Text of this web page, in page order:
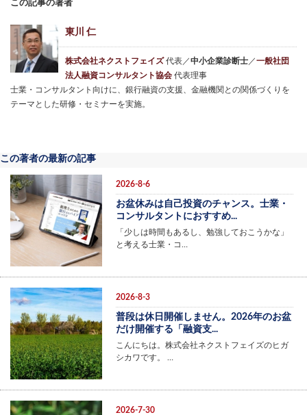
この記事の著者
東川 仁
株式会社ネクストフェイズ 代表／中小企業診断士 ／一般社団
法人融資コンサルタント協会 代表理事
士業・コンサルタント向けに、銀行融資の支援、金融機関との関係づくりを
テーマとした研修・セミナーを実施。
この著者の最新の記事
2026-8-6
お盆休みは自己投資のチャンス。士業・
コンサルタントにおすすめ...
「少しは時間もあるし、勉強しておこうかな」
と考える士業・コ…
2026-8-3
普段は休日開催しません。2026年のお盆
だけ開催する「融資支...
こんにちは。株式会社ネクストフェイズのヒガ
シカワです。 …
2026-7-30